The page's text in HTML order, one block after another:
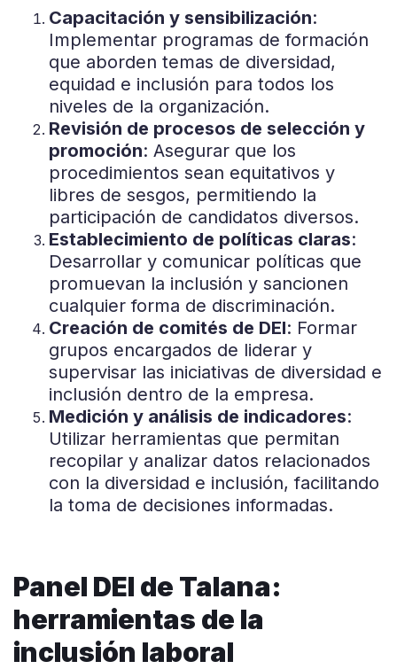
Capacitación y sensibilización:
Implementar programas de formación
que aborden temas de diversidad,
equidad e inclusión para todos los
niveles de la organización.
Revisión de procesos de selección y
promoción: Asegurar que los
procedimientos sean equitativos y
libres de sesgos, permitiendo la
participación de candidatos diversos.
Establecimiento de políticas claras:
Desarrollar y comunicar políticas que
promuevan la inclusión y sancionen
cualquier forma de discriminación.
Creación de comités de DEI: Formar
grupos encargados de liderar y
supervisar las iniciativas de diversidad e
inclusión dentro de la empresa.
Medición y análisis de indicadores:
Utilizar herramientas que permitan
recopilar y analizar datos relacionados
con la diversidad e inclusión, facilitando
la toma de decisiones informadas.
Panel DEI de Talana:
herramientas de la
inclusión laboral